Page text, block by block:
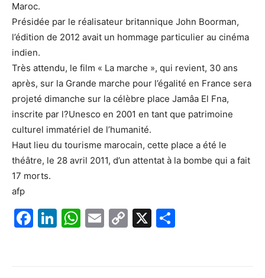
Maroc.
Présidée par le réalisateur britannique John Boorman,
l’édition de 2012 avait un hommage particulier au cinéma
indien.
Très attendu, le film « La marche », qui revient, 30 ans
après, sur la Grande marche pour l’égalité en France sera
projeté dimanche sur la célèbre place Jamâa El Fna,
inscrite par l?Unesco en 2001 en tant que patrimoine
culturel immatériel de l’humanité.
Haut lieu du tourisme marocain, cette place a été le
théâtre, le 28 avril 2011, d’un attentat à la bombe qui a fait
17 morts.
afp
F
Li W E
C
X